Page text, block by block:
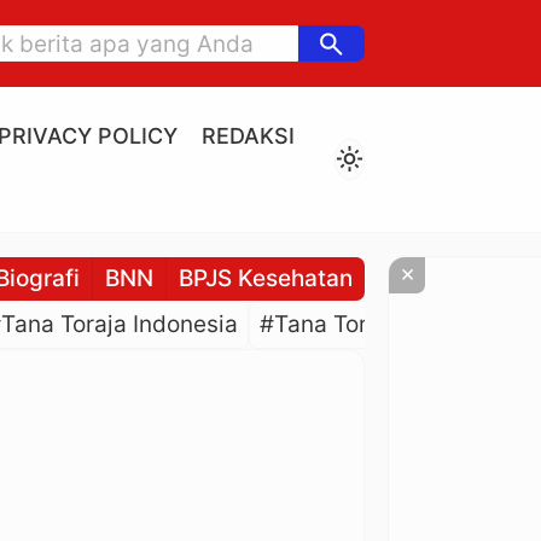
search
PRIVACY POLICY
REDAKSI
light_mode
BNN BPJS Kesehatan BPJS
Toraja Indonesia #Tana Toraja Culture
×